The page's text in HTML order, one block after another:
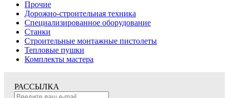
Прочие
Дорожно-строительная техника
Специализированное оборудование
Станки
Строительные монтажные пистолеты
Тепловые пушки
Комплекты мастера
РАССЫЛКА